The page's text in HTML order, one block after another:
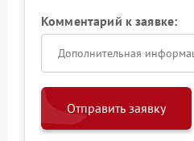
Комментарий к заявке:
Отправить заявку